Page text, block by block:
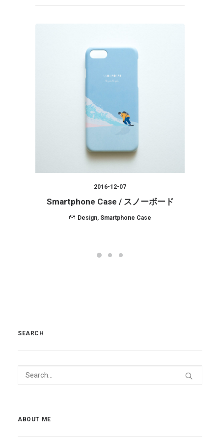
2016-12-07
Smartphone Case / スノーボード
Design, Smartphone Case
SEARCH
ABOUT ME